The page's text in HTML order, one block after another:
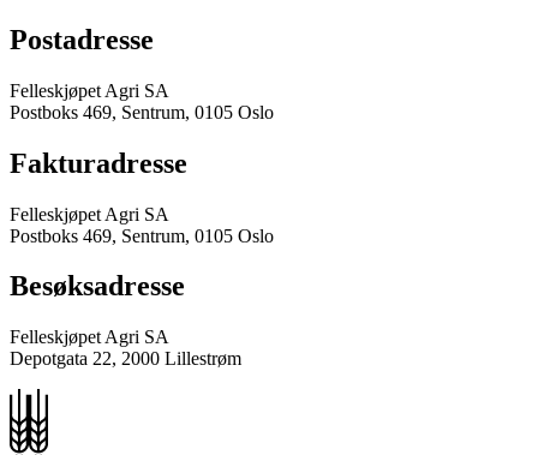
Postadresse
Felleskjøpet Agri SA
Postboks 469, Sentrum, 0105 Oslo
Fakturadresse
Felleskjøpet Agri SA
Postboks 469, Sentrum, 0105 Oslo
Besøksadresse
Felleskjøpet Agri SA
Depotgata 22, 2000 Lillestrøm